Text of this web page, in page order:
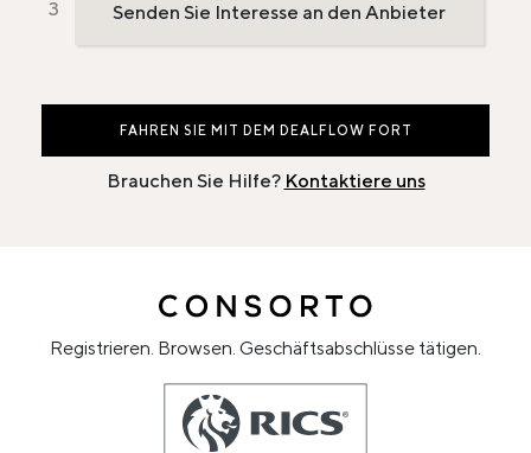
Senden Sie Interesse an den Anbieter
FAHREN SIE MIT DEM DEALFLOW FORT
Brauchen Sie Hilfe? Kontaktiere uns
Registrieren. Browsen. Geschäftsabschlüsse tätigen.